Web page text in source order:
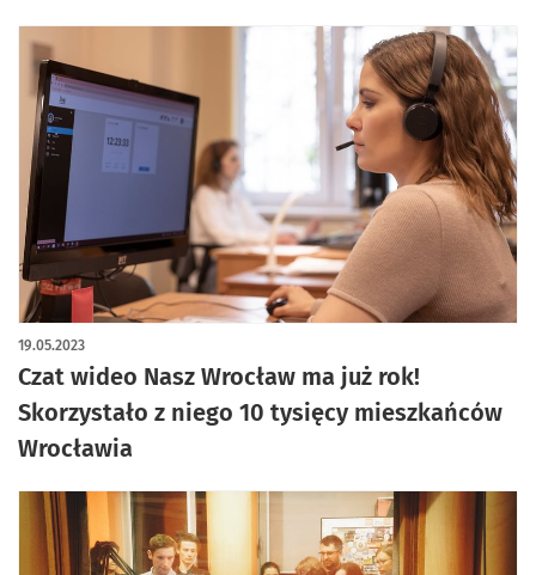
Czat wideo Nasz Wrocław ma już rok!
Skorzystało z niego 10 tysięcy mieszkańców
Wrocławia
19.05.2023